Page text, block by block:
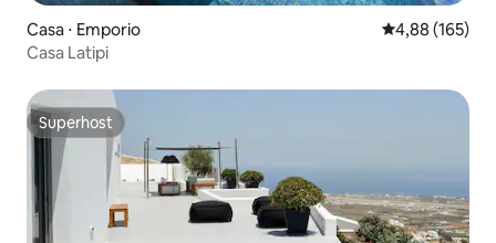
Casa ⋅ Emporio 4,88 de uma
4,88 (165)
Casa Latipi
Superhost
Superhost